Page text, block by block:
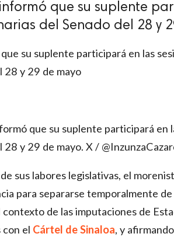
que su suplente
del Senado del 28 y
su suplente participará en las
28 y 29 de mayo
que su suplente participará en
y 29 de mayo. X /
sus labores legislativas, el
para separarse temporalmente de
contexto de las imputaciones de
el Cártel de Sinaloa, y